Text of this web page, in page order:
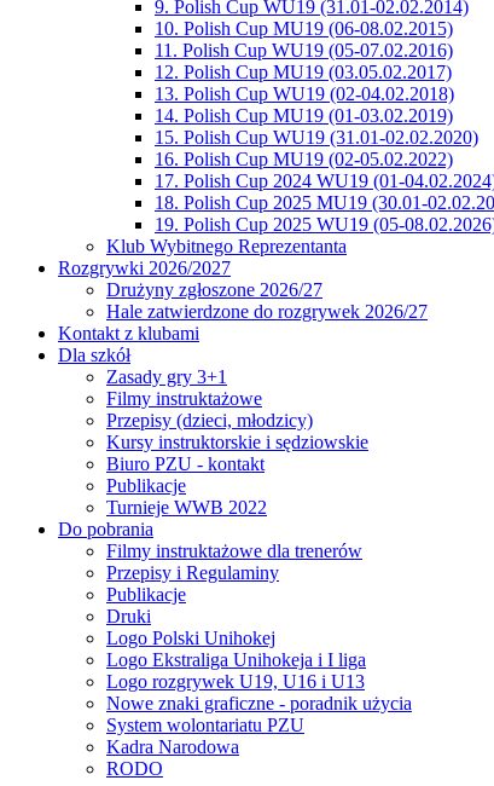
9. Polish Cup WU19 (31.01-02.02.2014)
10. Polish Cup MU19 (06-08.02.2015)
11. Polish Cup WU19 (05-07.02.2016)
12. Polish Cup MU19 (03.05.02.2017)
13. Polish Cup WU19 (02-04.02.2018)
14. Polish Cup MU19 (01-03.02.2019)
15. Polish Cup WU19 (31.01-02.02.2020)
16. Polish Cup MU19 (02-05.02.2022)
17. Polish Cup 2024 WU19 (01-
18. Polish Cup 2025 MU19 (30.01-
19. Polish Cup 2025 WU19 (05-
Klub Wybitnego Reprezentanta
Rozgrywki 2026/2027
Drużyny zgłoszone 2026/27
Hale zatwierdzone do rozgrywek 2026/27
Kontakt z klubami
Dla szkół
Zasady gry 3+1
Filmy instruktażowe
Przepisy (dzieci, młodzicy)
Kursy instruktorskie i sędziowskie
Biuro PZU - kontakt
Publikacje
Turnieje WWB 2022
Do pobrania
Filmy instruktażowe dla trenerów
Przepisy i Regulaminy
Publikacje
Druki
Logo Polski Unihokej
Logo Ekstraliga Unihokeja i I liga
Logo rozgrywek U19, U16 i U13
Nowe znaki graficzne - poradnik użycia
System wolontariatu PZU
Kadra Narodowa
RODO